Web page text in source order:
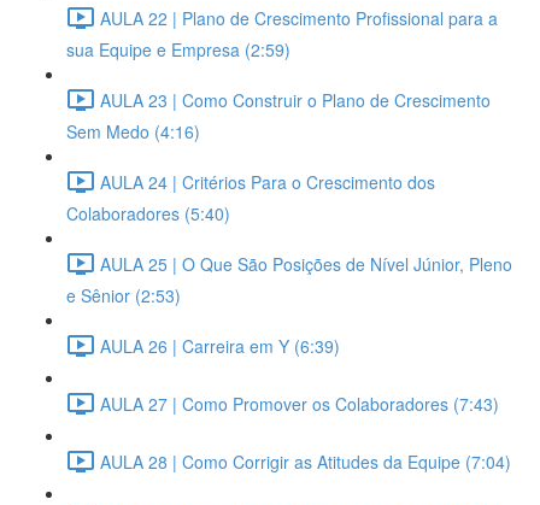
AULA 22 | Plano de Crescimento Profissional para a
sua Equipe e Empresa (2:59)
AULA 23 | Como Construir o Plano de Crescimento
Sem Medo (4:16)
AULA 24 | Critérios Para o Crescimento dos
Colaboradores (5:40)
AULA 25 | O Que São Posições de Nível Júnior, Pleno
e Sênior (2:53)
AULA 26 | Carreira em Y (6:39)
AULA 27 | Como Promover os Colaboradores (7:43)
AULA 28 | Como Corrigir as Atitudes da Equipe (7:04)